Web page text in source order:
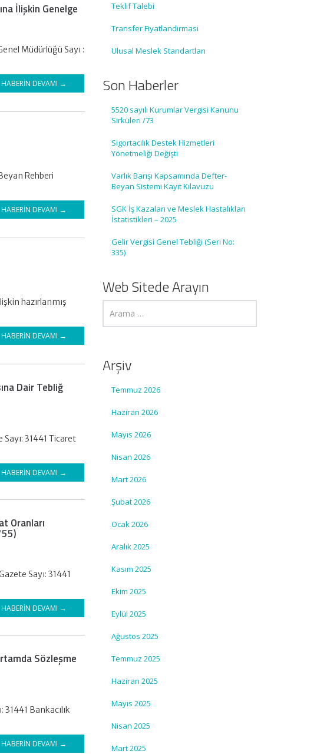
İlişkin Genelge
Müdürlüğü Sayı :
HABERIN DEVAMI →
Rehberi
HABERIN DEVAMI →
hazırlanmış
HABERIN DEVAMI →
Dair Tebliğ
31441 Ticaret
HABERIN DEVAMI →
Oranları
Sayı: 31441
HABERIN DEVAMI →
Sözleşme
Bankacılık
HABERIN DEVAMI →
Teklif Talebi
Transfer Fiyatlandırması
Ulusal Meslek Standartları
Son Haberler
5520 sayılı Kurumlar Vergisi Kanunu
Sirküleri /73
Sigortacılık Destek Hizmetleri
Yönetmeliği Değişti
Varlık Barışı Kapsamında Defter-
Beyan Sistemi Kayıt Kılavuzu
SGK İş Kazaları ve Meslek Hastalıkları
İstatistikleri – 2025
Gelir Vergisi Genel Tebliği (Seri No:
335)
Web Sitede Arayın
Arşiv
Temmuz 2026
Haziran 2026
Mayıs 2026
Nisan 2026
Mart 2026
Şubat 2026
Ocak 2026
Aralık 2025
Kasım 2025
Ekim 2025
Eylül 2025
Ağustos 2025
Temmuz 2025
Haziran 2025
Mayıs 2025
Nisan 2025
Mart 2025